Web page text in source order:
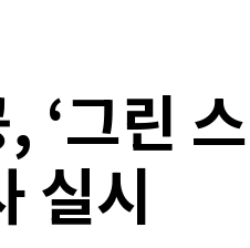
‘그린
실시